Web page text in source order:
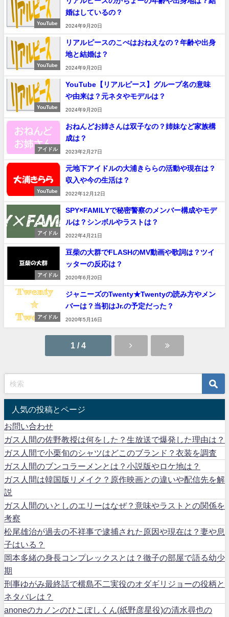
YouTube
婚はしているの？
2024年9月20日
YouTube
リアルピースのこぺはおねえなの？年齢や出身
地と結婚は？
2024年9月20日
YouTube
YouTube【リアルピース】グループ名の意味
や由来は？元ネタやモデルは？
2024年9月20日
アイドル
おねんどお姉さんは双子なの？姉妹など家族構
成は？
2023年2月27日
YouTube
元地下アイドルの大浦きららの活動や現在は？
収入や今の生活は？
2022年12月12日
アイドル
SPY×FAMILYで秘密警察のメンバー構成やモデ
ルは？シンボルやラストは？
2022年4月21日
アイドル
豆柴の大群でFLASHのMV動画や歌詞は？ツイ
ッターの反応は？
2020年6月20日
アイドル
ジャニーズのTwenty★Twentyの読み方やメン
バーは？当初はJr.の予定だった？
2020年5月16日
1 / 4
人気の投稿とページ
お問い合わせ
ガス人間の佐野教授は何をした？生放送で爆発した理由は？
ガス人間で小栗旬のシャツはどこのブランド？衣装を調査
ガス人間のブンコラーメンとは？小説版やロケ地は？
ガス人間は韓国版リメイク？原作映画との違いや配信先を解
説
ガス人間のいとしのエリーはなぜ？意味やラストとの関係を
考察
松尾雄治が過去の不祥事で逮捕された原因や現在は？妻や息
子はいる？
岡本多緒の身長コンプレックスとは？徹子の部屋で語る幼少
期
刑事ゆがみ最終話で横島不二実役のオダギリジョーの役柄と
ネタバレは？
anoneのカノンのひこぼしくん(紙野彦星役)の清水尋也の